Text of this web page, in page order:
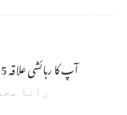
آپ کا رہائشی علاقہ 75 کروڑ سالوں میں کتنا تبدیل ہوا ہے؟